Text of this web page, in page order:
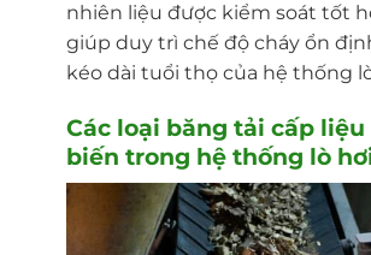
nhiên liệu được kiểm soát tốt
giúp duy trì chế độ cháy ổn
kéo dài tuổi thọ của hệ thống
Các loại băng tải cấp liệu
biến trong hệ thống lò